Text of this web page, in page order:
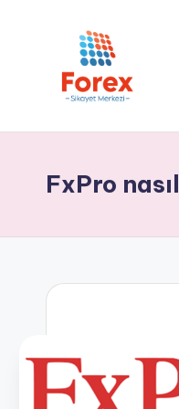
FxPro nasıl